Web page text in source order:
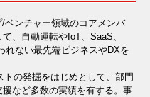
ベンチャー領域のコアメンバ
、自動運転やIoT、SaaS、
れない最先端ビジネスやDXを
の発掘をはじめとして、部門
など多数の実績を有する。事